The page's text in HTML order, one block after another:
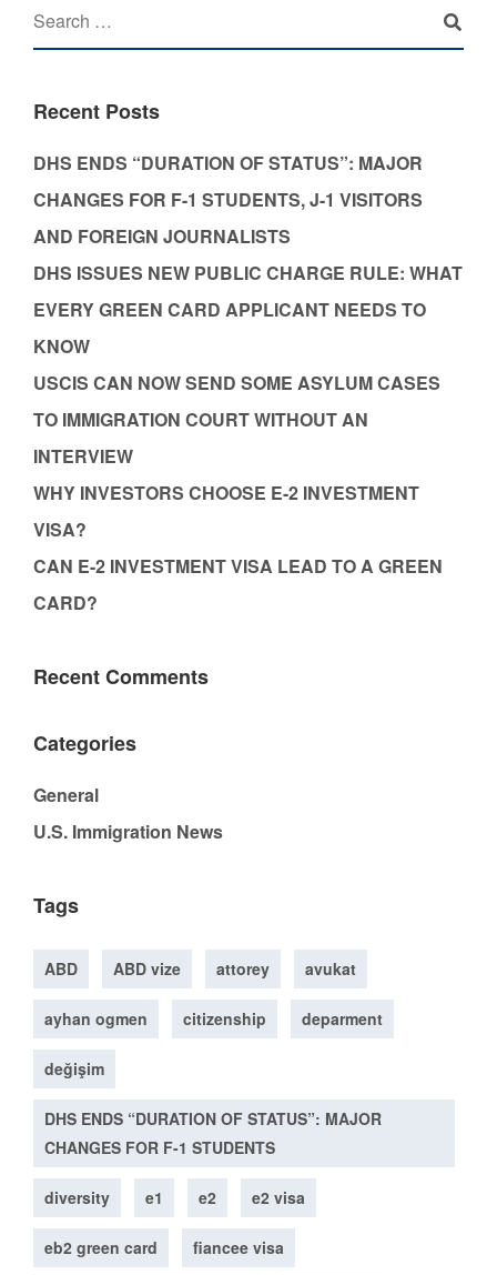
Recent Posts
DHS ENDS “DURATION OF STATUS”: MAJOR
CHANGES FOR F-1 STUDENTS, J-1 VISITORS
AND FOREIGN JOURNALISTS
DHS ISSUES NEW PUBLIC CHARGE RULE: WHAT
EVERY GREEN CARD APPLICANT NEEDS TO
KNOW
USCIS CAN NOW SEND SOME ASYLUM CASES
TO IMMIGRATION COURT WITHOUT AN
INTERVIEW
WHY INVESTORS CHOOSE E-2 INVESTMENT
VISA?
CAN E-2 INVESTMENT VISA LEAD TO A GREEN
CARD?
Recent Comments
Categories
General
U.S. Immigration News
Tags
ABD ABD vize attorey avukat
ayhan ogmen citizenship deparment
değişim
DHS ENDS “DURATION OF STATUS”: MAJOR
CHANGES FOR F-1 STUDENTS
diversity e1 e2 e2 visa
eb2 green card fiancee visa